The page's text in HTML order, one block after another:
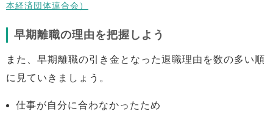
本経済団体連合会）
早期離職の理由を把握しよう
また、早期離職の引き金となった退職理由を数の多い順
に見ていきましょう。
仕事が自分に合わなかったため